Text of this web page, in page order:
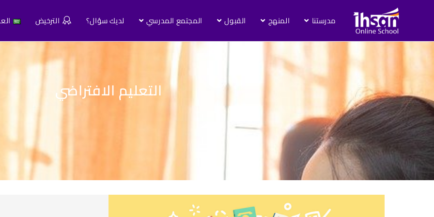
مدرستنا المنهج القبول المجتمع المدرسي لديك سؤال؟ الترخيض
التعليم الافتراضي